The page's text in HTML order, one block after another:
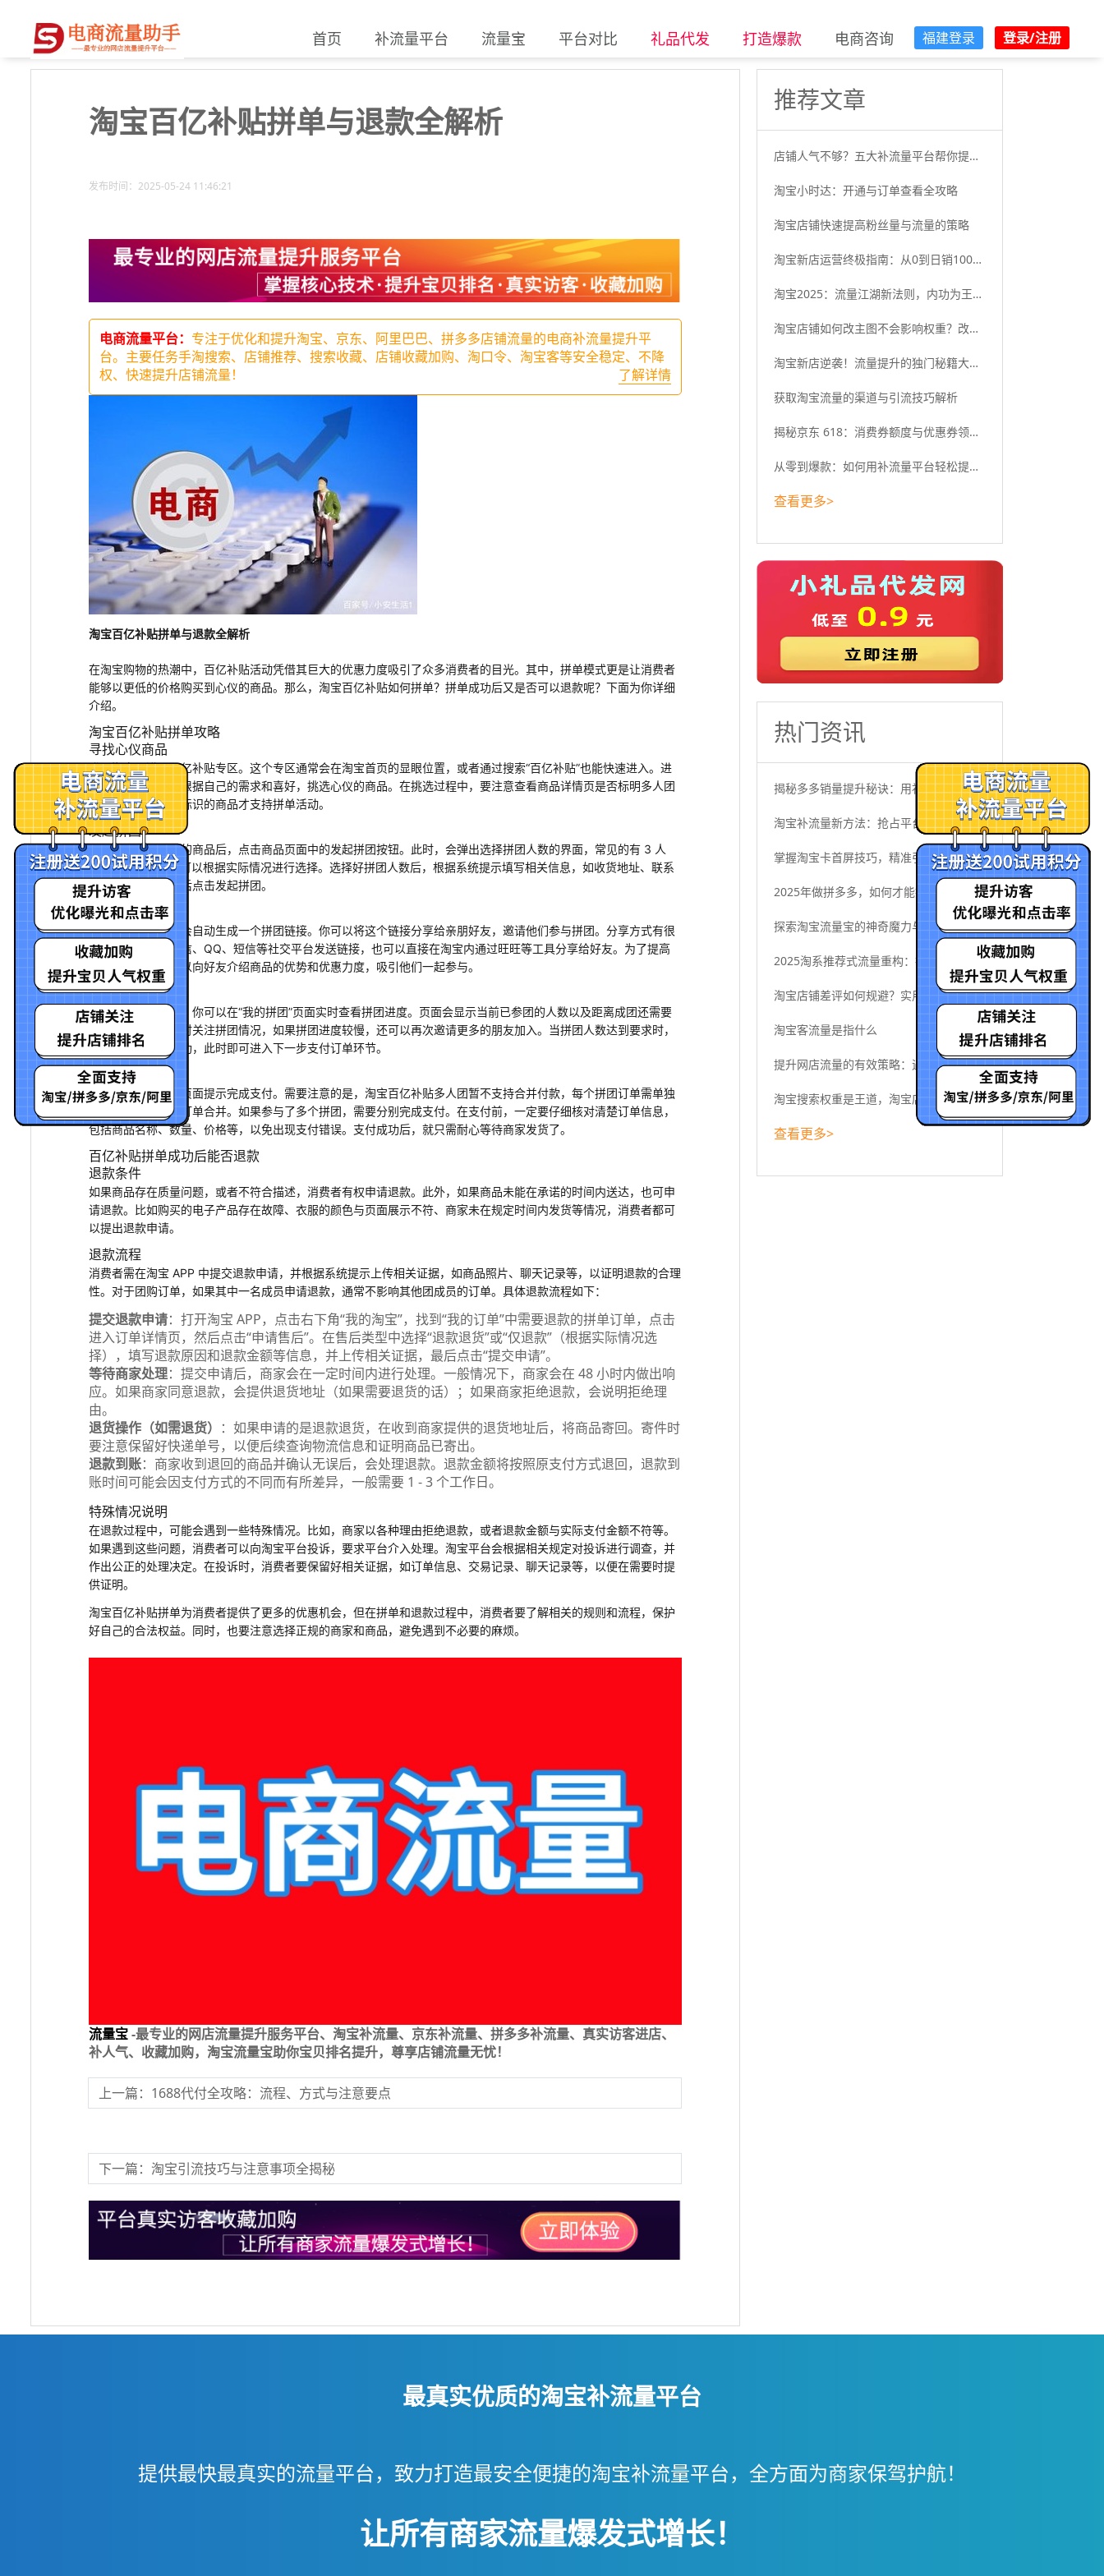
福建登录 登录/注册
首页 补流量平台 流量宝 平台对比 礼品代发 打造爆款 电商咨询
淘宝百亿补贴拼单与退款全解析
发布时间：2025-05-24 11:46:21
电商流量平台： 专注于优化和提升淘宝、京东、阿里巴巴、拼多多店铺流量的电商补流量提升平
台。主要任务手淘搜索、店铺推荐、搜索收藏、店铺收藏加购、淘口令、淘宝客等安全稳定、不降
权、快速提升店铺流量！
了解详情
淘宝百亿补贴拼单与退款全解析
在淘宝购物的热潮中，百亿补贴活动凭借其巨大的优惠力度吸引了众多消费者的目光。其中，拼单模式更是让消费者
能够以更低的价格购买到心仪的商品。那么，淘宝百亿补贴如何拼单？拼单成功后又是否可以退款呢？下面为你详细
介绍。
淘宝百亿补贴拼单攻略
寻找心仪商品
登录淘宝，进入百亿补贴专区。这个专区通常会在淘宝首页的显眼位置，或者通过搜索“百亿补贴”也能快速进入。进
入专区后，你可以根据自己的需求和喜好，挑选心仪的商品。在挑选过程中，要注意查看商品详情页是否标明多人团
字样，只有带有该标识的商品才支持拼单活动。
发起拼团
当你找到想要购买的商品后，点击商品页面中的发起拼团按钮。此时，会弹出选择拼团人数的界面，常见的有 3 人
团、5 人团等，你可以根据实际情况进行选择。选择好拼团人数后，根据系统提示填写相关信息，如收货地址、联系
方式等，确认无误后点击发起拼团。
邀请好友参团
发起拼团后，系统会自动生成一个拼团链接。你可以将这个链接分享给亲朋好友，邀请他们参与拼团。分享方式有很
多种，比如通过微信、QQ、短信等社交平台发送链接，也可以直接在淘宝内通过旺旺等工具分享给好友。为了提高
拼单成功率，你可以向好友介绍商品的优势和优惠力度，吸引他们一起参与。
跟进拼团进度
在邀请好友参团后，你可以在“我的拼团”页面实时查看拼团进度。页面会显示当前已参团的人数以及距离成团还需要
的人数。你可以随时关注拼团情况，如果拼团进度较慢，还可以再次邀请更多的朋友加入。当拼团人数达到要求时，
系统会提示拼单成功，此时即可进入下一步支付订单环节。
支付订单
拼单成功后，按照页面提示完成支付。需要注意的是，淘宝百亿补贴多人团暂不支持合并付款，每个拼团订单需单独
支付，不能与其他订单合并。如果参与了多个拼团，需要分别完成支付。在支付前，一定要仔细核对清楚订单信息，
包括商品名称、数量、价格等，以免出现支付错误。支付成功后，就只需耐心等待商家发货了。
百亿补贴拼单成功后能否退款
退款条件
如果商品存在质量问题，或者不符合描述，消费者有权申请退款。此外，如果商品未能在承诺的时间内送达，也可申
请退款。比如购买的电子产品存在故障、衣服的颜色与页面展示不符、商家未在规定时间内发货等情况，消费者都可
以提出退款申请。
退款流程
消费者需在淘宝 APP 中提交退款申请，并根据系统提示上传相关证据，如商品照片、聊天记录等，以证明退款的合理
性。对于团购订单，如果其中一名成员申请退款，通常不影响其他团成员的订单。具体退款流程如下：
提交退款申请：打开淘宝 APP，点击右下角“我的淘宝”，找到“我的订单”中需要退款的拼单订单，点击
进入订单详情页，然后点击“申请售后”。在售后类型中选择“退款退货”或“仅退款”（根据实际情况选
择），填写退款原因和退款金额等信息，并上传相关证据，最后点击“提交申请”。
等待商家处理：提交申请后，商家会在一定时间内进行处理。一般情况下，商家会在 48 小时内做出响
应。如果商家同意退款，会提供退货地址（如果需要退货的话）；如果商家拒绝退款，会说明拒绝理
由。
退货操作（如需退货） ：如果申请的是退款退货，在收到商家提供的退货地址后，将商品寄回。寄件时
要注意保留好快递单号，以便后续查询物流信息和证明商品已寄出。
退款到账：商家收到退回的商品并确认无误后，会处理退款。退款金额将按照原支付方式退回，退款到
账时间可能会因支付方式的不同而有所差异，一般需要 1 - 3 个工作日。
特殊情况说明
在退款过程中，可能会遇到一些特殊情况。比如，商家以各种理由拒绝退款，或者退款金额与实际支付金额不符等。
如果遇到这些问题，消费者可以向淘宝平台投诉，要求平台介入处理。淘宝平台会根据相关规定对投诉进行调查，并
作出公正的处理决定。在投诉时，消费者要保留好相关证据，如订单信息、交易记录、聊天记录等，以便在需要时提
供证明。
淘宝百亿补贴拼单为消费者提供了更多的优惠机会，但在拼单和退款过程中，消费者要了解相关的规则和流程，保护
好自己的合法权益。同时，也要注意选择正规的商家和商品，避免遇到不必要的麻烦。
流量宝-最专业的网店流量提升服务平台、淘宝补流量、京东补流量、拼多多补流量、真实访客进店、
补人气、收藏加购，淘宝流量宝助你宝贝排名提升，尊享店铺流量无忧！
上一篇：1688代付全攻略：流程、方式与注意要点
下一篇：淘宝引流技巧与注意事项全揭秘
推荐文章
店铺人气不够？五大补流量平台帮你提升淘宝流量！
淘宝小时达：开通与订单查看全攻略
淘宝店铺快速提高粉丝量与流量的策略
淘宝新店运营终极指南：从0到日销100单的完整实战教程
淘宝2025：流量江湖新法则，内功为王规则重塑与挑战升级
淘宝店铺如何改主图不会影响权重？改主图后权重多久可以恢复？
淘宝新店逆袭！流量提升的独门秘籍大公开
获取淘宝流量的渠道与引流技巧解析
揭秘京东 618：消费券额度与优惠券领取攻略
从零到爆款：如何用补流量平台轻松提升淘宝流量？
查看更多>
热门资讯
揭秘多多销量提升秘诀：用补流量锁定热搜
淘宝补流量新方法：抢占平台黄金位置
掌握淘宝卡首屏技巧，精准引流，提高店铺曝光率!
2025年做拼多多，如何才能提高店铺的流量和曝光？新手必看
探索淘宝流量宝的神奇魔力与效果
2025淘系推荐式流量重构：神经渲染引擎与用户心智争夺战
淘宝店铺差评如何规避？实用方法减少客户不满！
淘宝客流量是指什么
提升网店流量的有效策略：遇到流量不足该如何应对？
淘宝搜索权重是王道，淘宝店铺权重如何提升？解锁流量密码，开启
查看更多>
最真实优质的淘宝补流量平台
提供最快最真实的流量平台，致力打造最安全便捷的淘宝补流量平台，全方面为商家保驾护航！
让所有商家流量爆发式增长！